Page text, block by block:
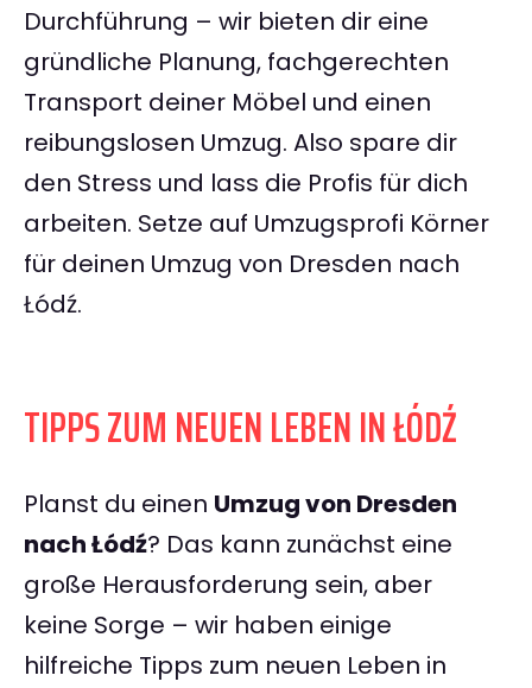
Durchführung – wir bieten dir eine
gründliche Planung, fachgerechten
Transport deiner Möbel und einen
reibungslosen Umzug. Also spare dir
den Stress und lass die Profis für dich
arbeiten. Setze auf Umzugsprofi Körner
für deinen Umzug von Dresden nach
Łódź.
TIPPS ZUM NEUEN LEBEN IN ŁÓDŹ
Planst du einen Umzug von Dresden
nach Łódź? Das kann zunächst eine
große Herausforderung sein, aber
keine Sorge – wir haben einige
hilfreiche Tipps zum neuen Leben in